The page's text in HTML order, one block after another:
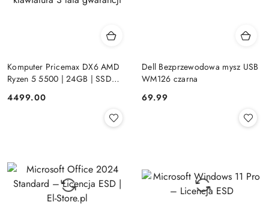
Komputer Pricemax DX6 AMD
Ryzen 5 5500 | 24GB | SSD
Win 11 | Mysz+ klawiatura 3 lata
Cena:
4499.00
Dell Bezprzewodowa mysz USB
WM126 czarna
Cena:
69.99